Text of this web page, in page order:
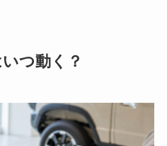
つ動く？